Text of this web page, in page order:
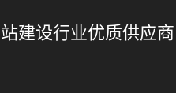
建设行业优质供应商